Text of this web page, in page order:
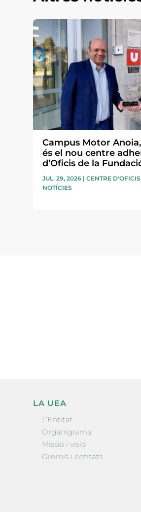
Campus Motor
és el nou centre
d’Oficis de la
JUL. 29, 2026 |CENTRE D'OFICIS
NOTÍCIES
LA UEA
L’Entitat
Organigrama
Missió i visió
Gremis i entitats